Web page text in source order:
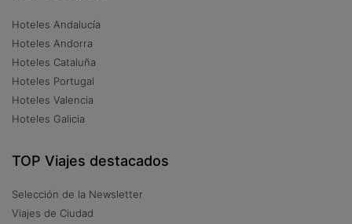
Hoteles Andalucía
Hoteles Andorra
Hoteles Cataluña
Hoteles Portugal
Hoteles Valencia
Hoteles Galicia
TOP Viajes destacados
Selección de la Newsletter
Viajes de Ciudad